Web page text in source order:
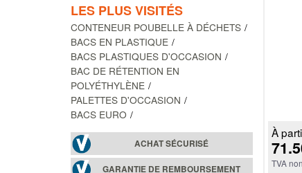
LES PLUS VISITÉS
CONTENEUR POUBELLE À DÉCHETS
BACS EN PLASTIQUE
BACS PLASTIQUES D'OCCASION
BAC DE RÉTENTION EN
POLYÉTHYLÈNE
PALETTES D'OCCASION
BACS EURO
ACHAT SÉCURISÉ
GARANTIE DE REMBOURSEMENT
À
TVA